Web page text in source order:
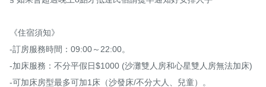
《住宿須知》
-訂房服務時間：09:00～22:00。
-加床服務：不分平假日$1000 (沙灘雙人房和心星雙人房無法加床)
-可加床房型最多可加1床（沙發床/不分大人、兒童）。